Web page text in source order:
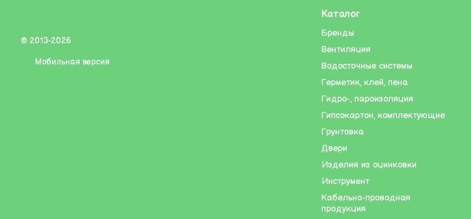
© 2013-2026
Мобильная версия
Каталог
Бренды
Вентиляция
Водосточные системы
Герметик, клей, пена
Гидро-, пароизоляция
Гипсокартон, комплектующие
Грунтовка
Двери
Изделия из оцинковки
Инструмент
Кабельно-проводная
продукция